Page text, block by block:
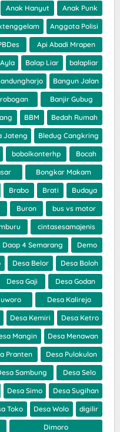
Anak Hanyut Anak Punk
Anggota Polisi
Api Abadi Mrapen
Ayla Balap Liar balapliar
Bangun Jalan
Banjir Gubug
BBM Bedah Rumah
Jateng Bledug Cangkring
bobolkonterhp Bocah
Bongkar Makam
Brabo Brati Budaya
Buron bus vs motor
cintasesamajenis
Daop 4 Semarang Demo
Desa Belor Desa Boloh
Desa Gaji Desa Godan
Desa Kalirejo
Desa Kemiri Desa Ketro
Mangin Desa Menawan
Pranten Desa Pulokulon
Sambung Desa Selo
Desa Simo Desa Sugihan
Toko Desa Wolo digilir
Dimoro